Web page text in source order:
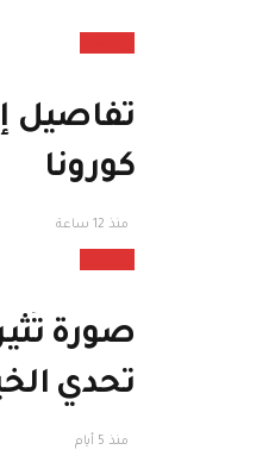
تفاصيل
كورونا
منذ 12 ساعة
صورة
تحدي
منذ 5 أيام